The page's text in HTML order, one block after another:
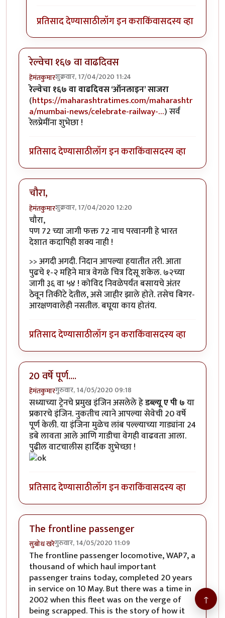
प्रतिसाद देण्यासाठीलॉग इन कराकिंवासदस्य व्हा
रेल्वेचा १६७ वा वाढदिवस
हेमंतकुमारशुक्रवार, 17/04/2020 11:24
रेल्वेचा १६७ वा वाढदिवस ‘ऑनलाइन’ साजरा
(https://maharashtratimes.com/maharashtr
a/mumbai-news/celebrate-railway-…) सर्व
रेलप्रेमींना शुभेछा !
प्रतिसाद देण्यासाठीलॉग इन कराकिंवासदस्य व्हा
चौरा,
हेमंतकुमारशुक्रवार, 17/04/2020 12:20
चौरा,
पण 72 च्या जागी फक्त 72 नाच परवानगी हे भारत
देशात कदापिही शक्य नाही !
>> अगदी अगदी. निदान आपल्या हयातीत तरी. आता
पुढचे १-२ महिने मात्र वेगळे चित्र दिसू शकेल. ७२च्या
जागी ३६ वा ५४ ! कोविद निवळेपर्यंत बसायचे अंतर
ठेवून तिकीटे देतील, असे जाहीर झाले होते. तसेच बिगर-
आरक्षणवालेही नसतील. बघूया काय होतंय.
प्रतिसाद देण्यासाठीलॉग इन कराकिंवासदस्य व्हा
20 वर्षे पूर्ण....
हेमंतकुमारगुरुवार, 14/05/2020 09:18
सध्याच्या ट्रेनचे प्रमुख इंजिन असलेले हेडब्ल्यू ए पी ७या
प्रकारचे इंजिन. नुकतीच त्याने आपल्या सेवेची 20 वर्षे
पूर्ण केली. या इंजिना मुळेच लांब पल्ल्याच्या गाड्यांना 24
डबे लावता आले आणि गाडीचा वेगही वाढवता आला.
पुढील वाटचालीस हार्दिक शुभेच्छा !
प्रतिसाद देण्यासाठीलॉग इन कराकिंवासदस्य व्हा
The frontline passenger
सुबोध खरेगुरुवार, 14/05/2020 11:09
The frontline passenger locomotive, WAP7, a
thousand of which haul important
passenger trains today, completed 20 years
in service on 10 May. But there was a time in
2002 when this fleet was on the verge of
being scrapped. This is the story of how it
↑